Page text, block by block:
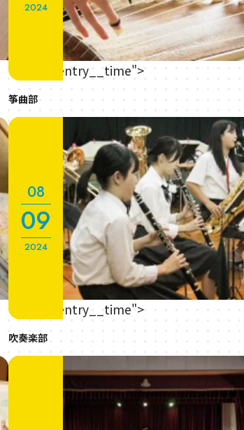
2024
" class="entry__time">
筝曲部
2024
08
09
" class="entry__time">
吹奏楽部